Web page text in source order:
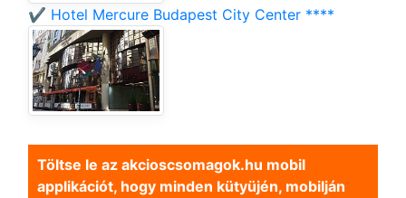
✔️ Hotel Mercure Budapest City Center ****
Töltse le az akcioscsomagok.hu mobil
applikációt, hogy minden kütyüjén, mobilján